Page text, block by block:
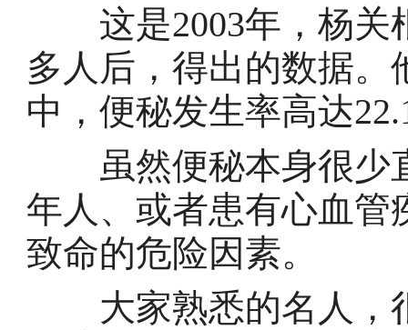
这是2003年，杨关
多人后，得出的数据。
中，便秘发生率高达
虽然便秘本身很少
年人、或者患有心血管
致命的危险因素。
大家熟悉的名人，